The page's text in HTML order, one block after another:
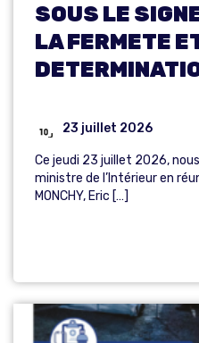
SOUS LE
LA FERMETE
23 juillet 2026
Ce jeudi 23 juillet 2026,
ministre de l’Intérieur en
MONCHY, Eric […]